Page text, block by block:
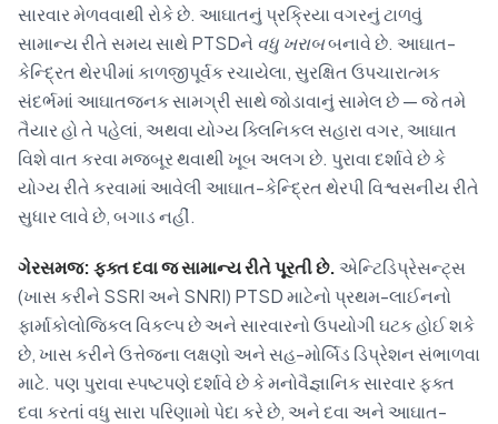
સારવાર મેળવવાથી રોકે છે. આઘાતનું પ્રક્રિયા વગરનું ટાળવું
સામાન્ય રીતે સમય સાથે PTSDને વધુ ખરાબબનાવે છે. આઘાત-
કેન્દ્રિત થેરપીમાં કાળજીપૂર્વક રચાયેલા, સુરક્ષિત ઉપચારાત્મક
સંદર્ભમાં આઘાતજનક સામગ્રી સાથે જોડાવાનું સામેલ છે — જે તમે
તૈયાર હો તે પહેલાં, અથવા યોગ્ય ક્લિનિકલ સહારા વગર, આઘાત
વિશે વાત કરવા મજબૂર થવાથી ખૂબ અલગ છે. પુરાવા દર્શાવે છે કે
યોગ્ય રીતે કરવામાં આવેલી આઘાત-કેન્દ્રિત થેરપી વિશ્વસનીય રીતે
સુધાર લાવે છે, બગાડ નહીં.
ગેરસમજ: ફક્ત દવા જ સામાન્ય રીતે પૂરતી છે. એન્ટિડિપ્રેસન્ટ્સ
(ખાસ કરીને SSRI અને SNRI) PTSD માટેનો પ્રથમ-લાઈનનો
ફાર્માકોલોજિકલ વિકલ્પ છે અને સારવારનો ઉપયોગી ઘટક હોઈ શકે
છે, ખાસ કરીને ઉત્તેજના લક્ષણો અને સહ-મોર્બિડ ડિપ્રેશન સંભાળવા
માટે. પણ પુરાવા સ્પષ્ટપણે દર્શાવે છે કે મનોવૈજ્ઞાનિક સારવાર ફક્ત
દવા કરતાં વધુ સારા પરિણામો પેદા કરે છે, અને દવા અને આઘાત-